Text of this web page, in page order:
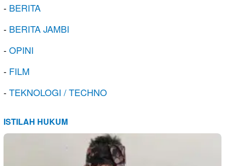
- BERITA
- BERITA JAMBI
-OPINI
- FILM
-TEKNOLOGI / TECHNO
ISTILAH HUKUM